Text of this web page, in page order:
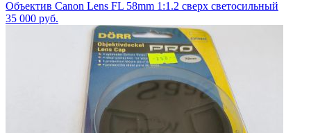
Объектив Canon Lens FL 58mm 1:1.2 сверх светосильный
35 000 руб.